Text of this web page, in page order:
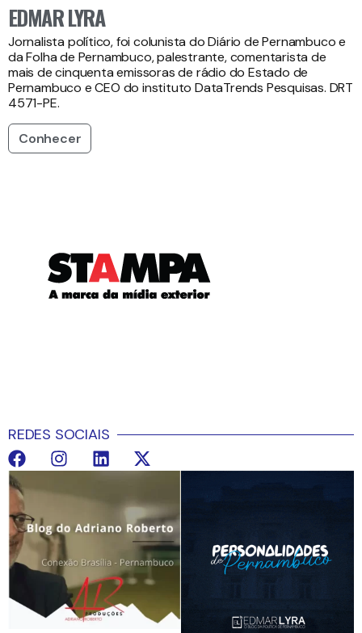
EDMAR LYRA
Jornalista político, foi colunista do Diário de Pernambuco e
da Folha de Pernambuco, palestrante, comentarista de
mais de cinquenta emissoras de rádio do Estado de
Pernambuco e CEO do instituto DataTrends Pesquisas. DRT
4571-PE.
Conhecer
REDES SOCIAIS